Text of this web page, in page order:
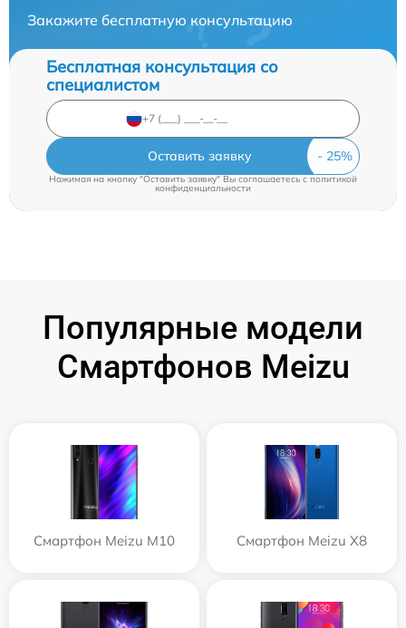
Закажите бесплатную консультацию
Бесплатная консультация со
специалистом
Оставить заявку
Нажимая на кнопку "Оставить заявку" Вы соглашаетесь cполитикой
конфиденциальности
Популярные модели
Смартфонов Meizu
Смартфон Meizu M10 Смартфон Meizu X8